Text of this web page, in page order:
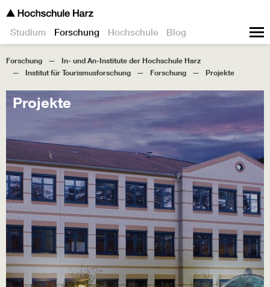
Studium Forschung Hochschule Blog
Forschung
In- und An-Institute der Hochschule Harz
Institut für Tourismusforschung
Forschung Projekte
Projekte